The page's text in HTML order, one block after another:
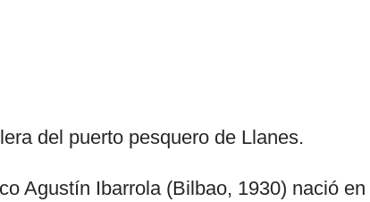
del puerto pesquero de Llanes.
Agustín Ibarrola (Bilbao, 1930) nació